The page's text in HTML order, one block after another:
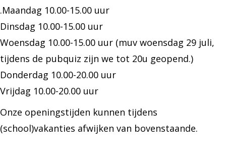
.Maandag 10.00-15.00 uur
Dinsdag 10.00-15.00 uur
Woensdag 10.00-15.00 uur (muv woensdag 29 juli,
tijdens de pubquiz zijn we tot 20u geopend.)
Donderdag 10.00-20.00 uur
Vrijdag 10.00-20.00 uur
Onze openingstijden kunnen tijdens
(school)vakanties afwijken van bovenstaande.